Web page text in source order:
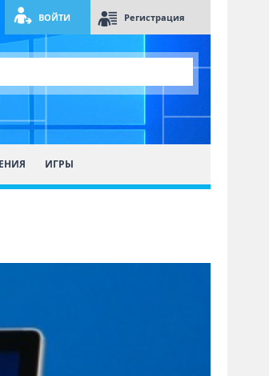
ВОЙТИ Регистрация
ИГРЫ